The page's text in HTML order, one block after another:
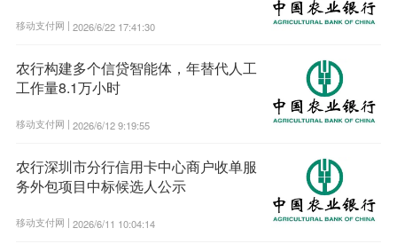
移动支付网 | 2026/6/22 17:41:30
农行构建多个信贷智能体，年替代人工
工作量8.1万小时
移动支付网 | 2026/6/12 9:19:55
农行深圳市分行信用卡中心商户收单服
务外包项目中标候选人公示
移动支付网 | 2026/6/11 10:04:14